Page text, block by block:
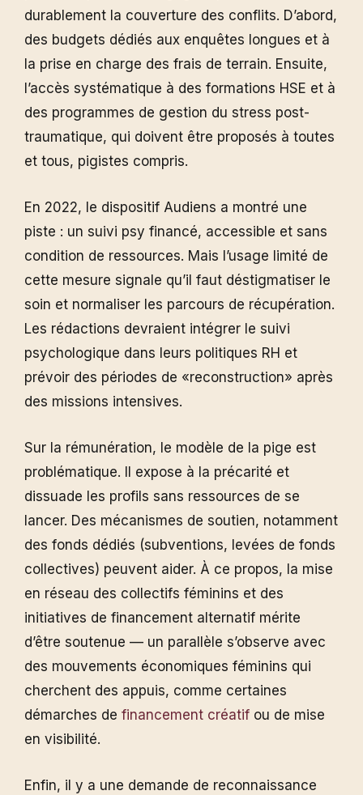
durablement la couverture des conflits. D’abord,
des budgets dédiés aux enquêtes longues et à
la prise en charge des frais de terrain. Ensuite,
l’accès systématique à des formations HSE et à
des programmes de gestion du stress post-
traumatique, qui doivent être proposés à toutes
et tous, pigistes compris.
En 2022, le dispositif Audiens a montré une
piste : un suivi psy financé, accessible et sans
condition de ressources. Mais l’usage limité de
cette mesure signale qu’il faut déstigmatiser le
soin et normaliser les parcours de récupération.
Les rédactions devraient intégrer le suivi
psychologique dans leurs politiques RH et
prévoir des périodes de «reconstruction» après
des missions intensives.
Sur la rémunération, le modèle de la pige est
problématique. Il expose à la précarité et
dissuade les profils sans ressources de se
lancer. Des mécanismes de soutien, notamment
des fonds dédiés (subventions, levées de fonds
collectives) peuvent aider. À ce propos, la mise
en réseau des collectifs féminins et des
initiatives de financement alternatif mérite
d’être soutenue — un parallèle s’observe avec
des mouvements économiques féminins qui
cherchent des appuis, comme certaines
démarches de financement créatif ou de mise
en visibilité.
Enfin, il y a une demande de reconnaissance